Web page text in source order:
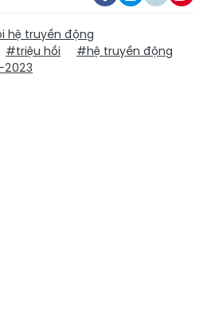
hệ truyền động
#triệu hồi
#hệ truyền động
2023